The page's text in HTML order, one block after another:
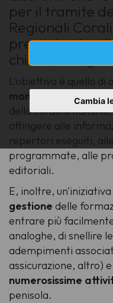
Cambia
per il tramite
Regionali
presentarsi
chiaro,
L'obiettivo è quello di
monitoraggiosul
della coralità
attingere alle
repertori eseguiti,
programmate, alle
editoriali.
E, inoltre,
gestione delle
entrare più
analoghe, di snellire
adempimenti
assicurazione, altro)
numerosissime
penisola.